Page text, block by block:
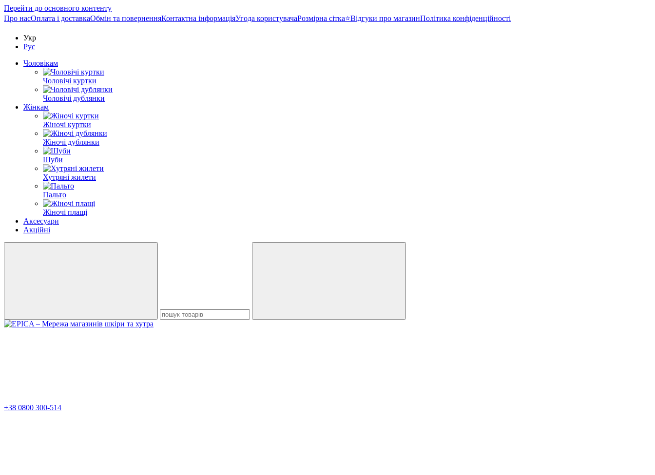
Перейти до основного контенту
Про насОплата і доставкаОбмін та поверненняКонтактна інформаціяУгода користувачаРозмірна сітка⭐Відгуки про магазинПолітика конфіденційності
Укр
Рус
Чоловікам
Чоловічі куртки
Чоловічі дублянки
Жінкам
Жіночі куртки
Жіночі дублянки
Шуби
Хутряні жилети
Пальто
Жіночі плащі
Аксесуари
Акційні
+38 0800 300-514